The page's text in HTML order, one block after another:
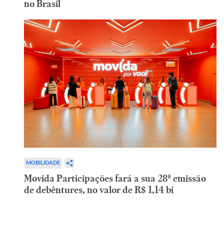
no Brasil
MOBILIDADE
Movida Participações fará a sua 28ª emissão
de debêntures, no valor de R$ 1,14 bi